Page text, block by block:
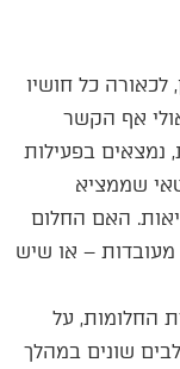
כל חושיו
אף הקשר
נמצאים בפעילות
שממציא
האם החלום
– או שיש
החלומות, על
שונים במהלך